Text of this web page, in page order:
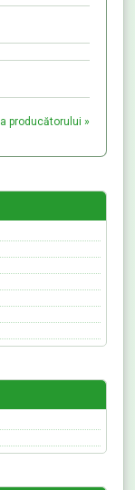
producătorului »